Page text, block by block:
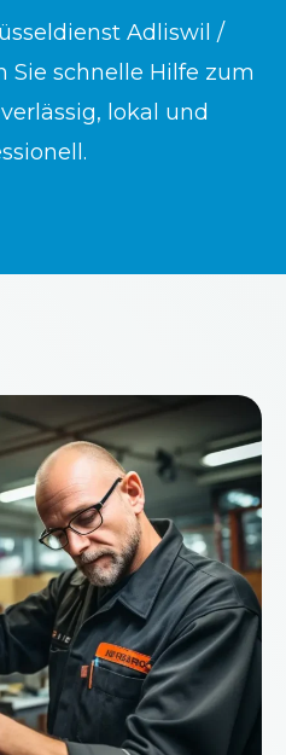
Adliswil /
Sie schnelle Hilfe zum
lokal und